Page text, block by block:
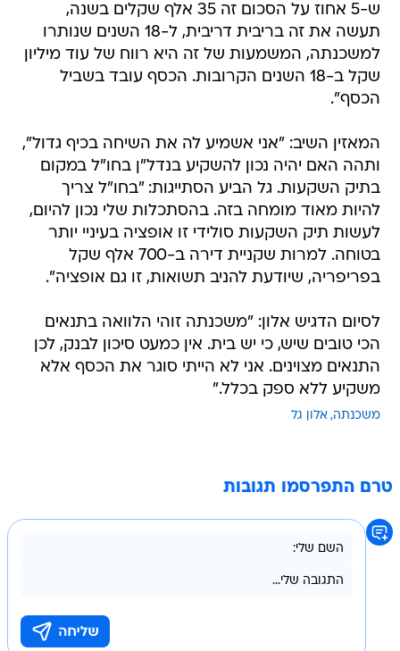
ש-5 אחוז על הסכום זה 35 אלף שקלים בשנה,
תעשה את זה בריבית דריבית, ל-18 השנים שנותרו
למשכנתה, המשמעות של זה היא רווח של עוד מיליון
שקל ב-18 השנים הקרובות. הכסף עובד בשביל
הכסף".
המאזין השיב: "אני אשמיע לה את השיחה בכיף גדול",
ותהה האם יהיה נכון להשקיע בנדל"ן בחו"ל במקום
בתיק השקעות. גל הביע הסתייגות: "בחו"ל צריך
להיות מאוד מומחה בזה. בהסתכלות שלי נכון להיום,
לעשות תיק השקעות סולידי זו אופציה בעיניי יותר
בטוחה. למרות שקניית דירה ב-700 אלף שקל
בפריפריה, שיודעת להניב תשואות, זו גם אופציה".
לסיום הדגיש אלון: "משכנתה זוהי הלוואה בתנאים
הכי טובים שיש, כי יש בית. אין כמעט סיכון לבנק, לכן
התנאים מצוינים. אני לא הייתי סוגר את הכסף אלא
משקיע ללא ספק בכלל."
משכנתה אלון גל
טרם התפרסמו תגובות